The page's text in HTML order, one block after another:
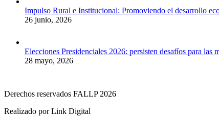
Impulso Rural e Institucional: Promoviendo el desarrollo
26 junio, 2026
Elecciones Presidenciales 2026: persisten desafíos para las
28 mayo, 2026
Derechos reservados FALLP 2026
Realizado por Link Digital